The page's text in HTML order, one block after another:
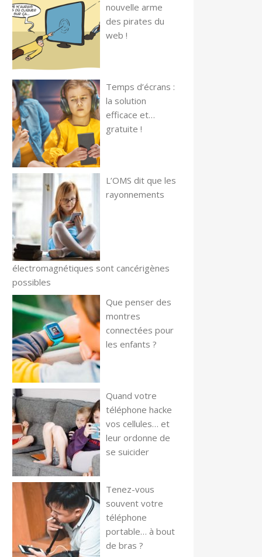
nouvelle arme
des pirates du
web !
Temps d’écrans :
la solution
efficace et…
gratuite !
L’OMS dit que les
rayonnements
électromagnétiques sont cancérigènes
possibles
Que penser des
montres
connectées pour
les enfants ?
Quand votre
téléphone hacke
vos cellules… et
leur ordonne de
se suicider
Tenez-vous
souvent votre
téléphone
portable… à bout
de bras ?